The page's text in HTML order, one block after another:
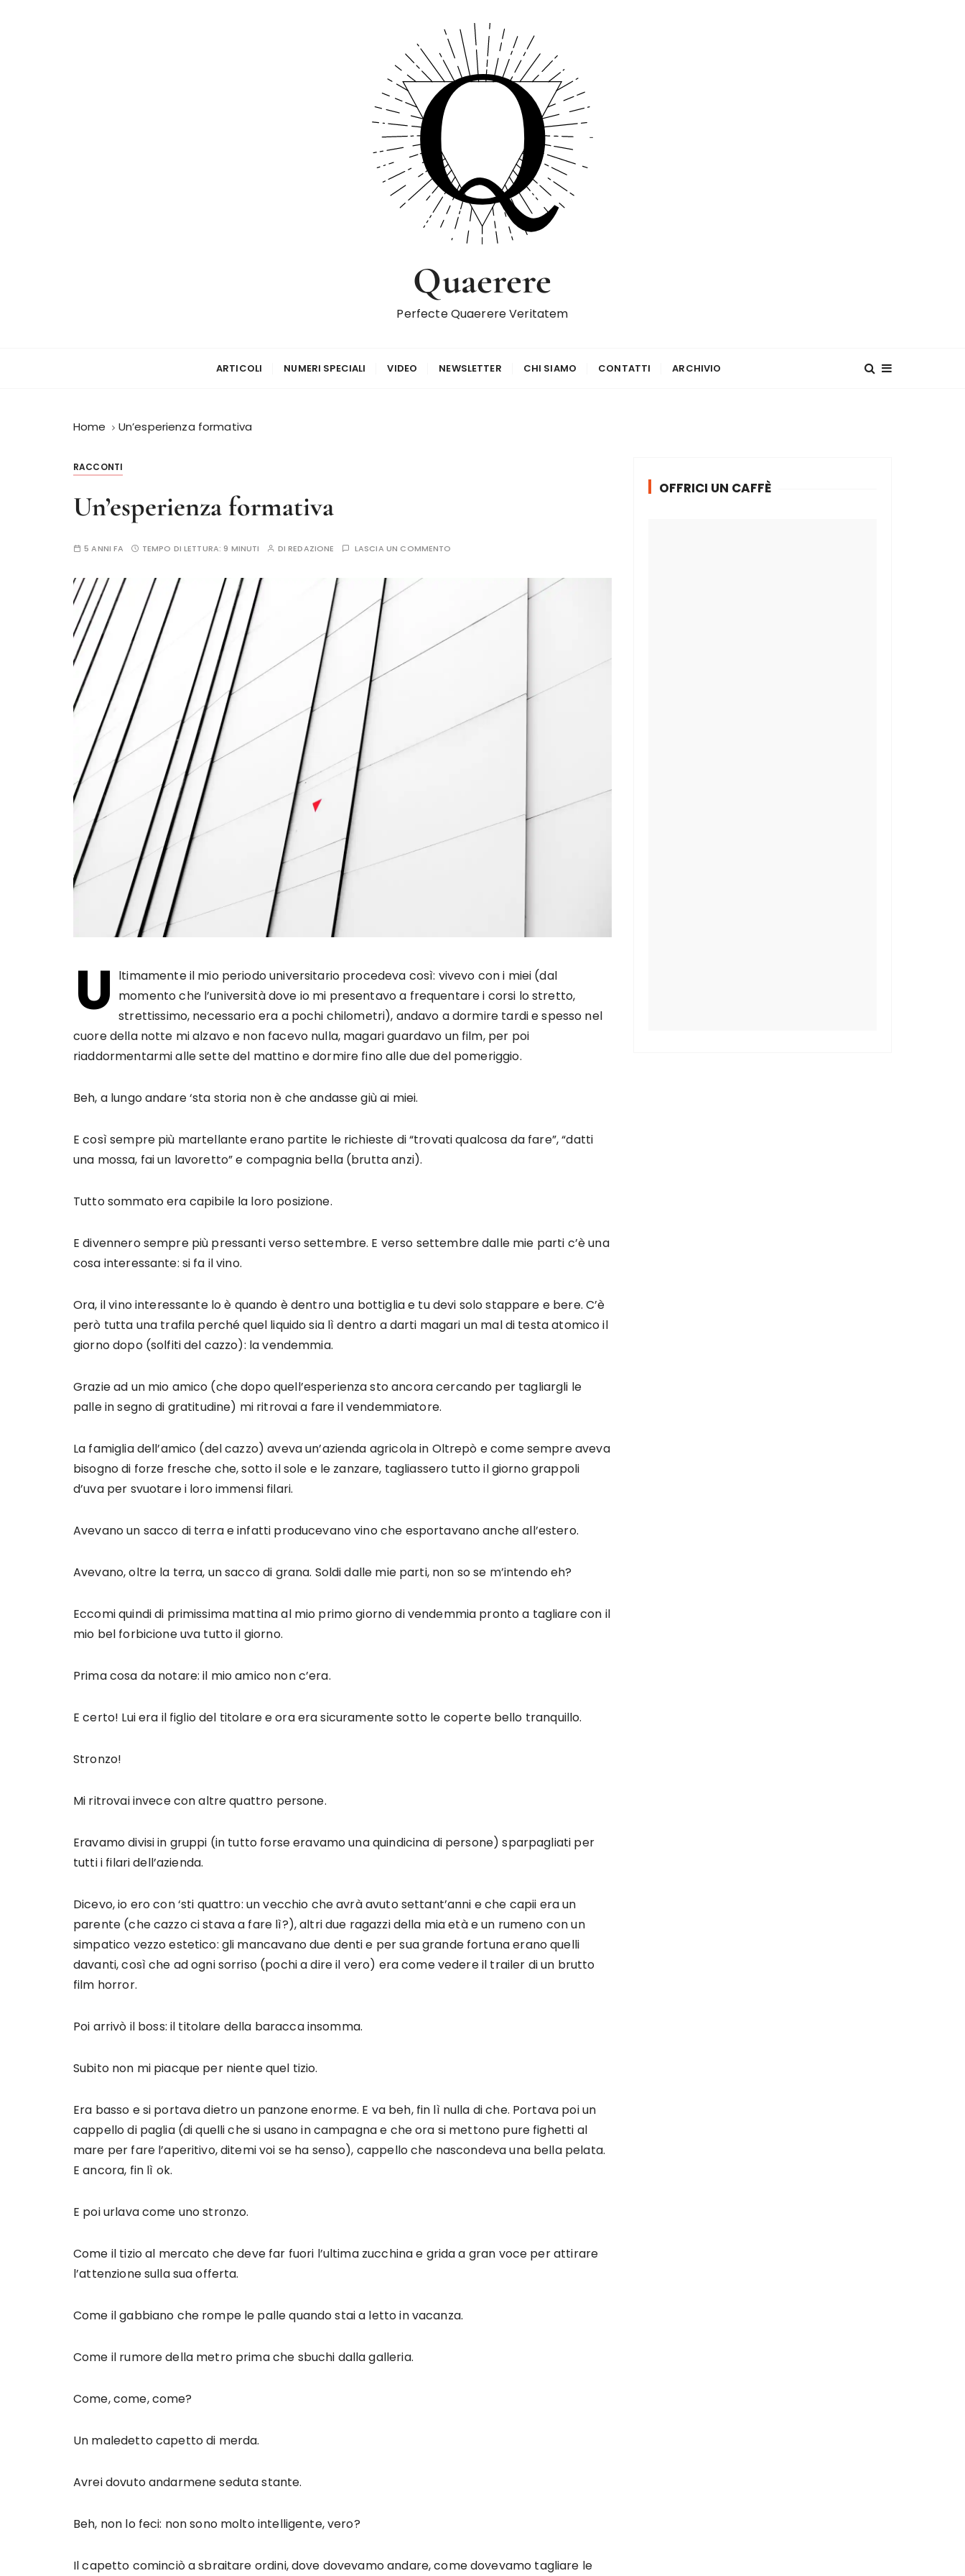
Quaerere
Perfecte Quaerere Veritatem
ARTICOLI NUMERI SPECIALI VIDEO NEWSLETTER CHI SIAMO CONTATTI ARCHIVIO
Home Un’esperienza formativa
RACCONTI
Un’esperienza formativa
5 ANNI FA TEMPO DI LETTURA: 9 MINUTI DIREDAZIONE LASCIA UN COMMENTO
U ltimamente il mio periodo universitario procedeva così: vivevo con i miei (dal
momento che l’università dove io mi presentavo a frequentare i corsi lo stretto,
strettissimo, necessario era a pochi chilometri), andavo a dormire tardi e spesso nel
cuore della notte mi alzavo e non facevo nulla, magari guardavo un film, per poi
riaddormentarmi alle sette del mattino e dormire fino alle due del pomeriggio.
Beh, a lungo andare ‘sta storia non è che andasse giù ai miei.
E così sempre più martellante erano partite le richieste di “trovati qualcosa da fare”, “datti
una mossa, fai un lavoretto” e compagnia bella (brutta anzi).
Tutto sommato era capibile la loro posizione.
E divennero sempre più pressanti verso settembre. E verso settembre dalle mie parti c’è una
cosa interessante: si fa il vino.
Ora, il vino interessante lo è quando è dentro una bottiglia e tu devi solo stappare e bere. C’è
però tutta una trafila perché quel liquido sia lì dentro a darti magari un mal di testa atomico il
giorno dopo (solfiti del cazzo): la vendemmia.
Grazie ad un mio amico (che dopo quell’esperienza sto ancora cercando per tagliargli le
palle in segno di gratitudine) mi ritrovai a fare il vendemmiatore.
La famiglia dell’amico (del cazzo) aveva un’azienda agricola in Oltrepò e come sempre aveva
bisogno di forze fresche che, sotto il sole e le zanzare, tagliassero tutto il giorno grappoli
d’uva per svuotare i loro immensi filari.
Avevano un sacco di terra e infatti producevano vino che esportavano anche all’estero.
Avevano, oltre la terra, un sacco di grana. Soldi dalle mie parti, non so se m’intendo eh?
Eccomi quindi di primissima mattina al mio primo giorno di vendemmia pronto a tagliare con il
mio bel forbicione uva tutto il giorno.
Prima cosa da notare: il mio amico non c’era.
E certo! Lui era il figlio del titolare e ora era sicuramente sotto le coperte bello tranquillo.
Stronzo!
Mi ritrovai invece con altre quattro persone.
Eravamo divisi in gruppi (in tutto forse eravamo una quindicina di persone) sparpagliati per
tutti i filari dell’azienda.
Dicevo, io ero con ‘sti quattro: un vecchio che avrà avuto settant’anni e che capii era un
parente (che cazzo ci stava a fare lì?), altri due ragazzi della mia età e un rumeno con un
simpatico vezzo estetico: gli mancavano due denti e per sua grande fortuna erano quelli
davanti, così che ad ogni sorriso (pochi a dire il vero) era come vedere il trailer di un brutto
film horror.
Poi arrivò il boss: il titolare della baracca insomma.
Subito non mi piacque per niente quel tizio.
Era basso e si portava dietro un panzone enorme. E va beh, fin lì nulla di che. Portava poi un
cappello di paglia (di quelli che si usano in campagna e che ora si mettono pure fighetti al
mare per fare l’aperitivo, ditemi voi se ha senso), cappello che nascondeva una bella pelata.
E ancora, fin lì ok.
E poi urlava come uno stronzo.
Come il tizio al mercato che deve far fuori l’ultima zucchina e grida a gran voce per attirare
l’attenzione sulla sua offerta.
Come il gabbiano che rompe le palle quando stai a letto in vacanza.
Come il rumore della metro prima che sbuchi dalla galleria.
Come, come, come?
Un maledetto capetto di merda.
Avrei dovuto andarmene seduta stante.
Beh, non lo feci: non sono molto intelligente, vero?
Il capetto cominciò a sbraitare ordini, dove dovevamo andare, come dovevamo tagliare le
OFFRICI UN CAFFÈ